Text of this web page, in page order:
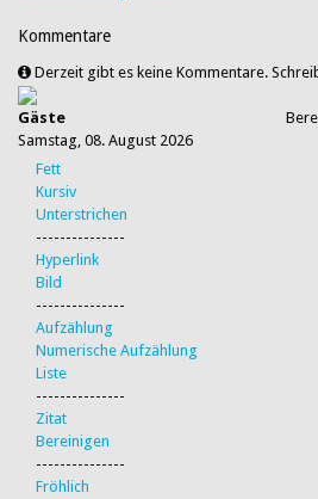
Kommentare
Derzeit gibt es keine Kommentare.
Gäste
Samstag, 08. August 2026
Fett
Kursiv
Unterstrichen
---------------
Hyperlink
Bild
---------------
Aufzählung
Numerische Aufzählung
Liste
---------------
Zitat
Bereinigen
---------------
Fröhlich